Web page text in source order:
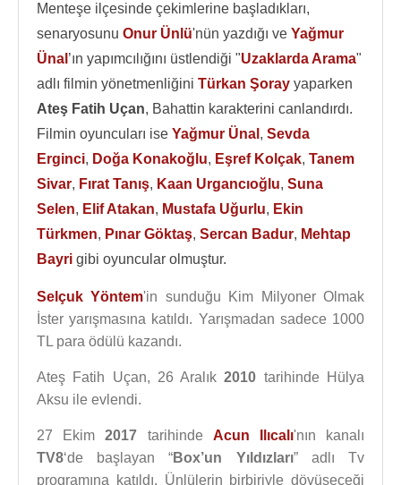
Menteşe ilçesinde çekimlerine başladıkları,
senaryosunu Onur Ünlü'nün yazdığı ve Yağmur
Ünal ’ın yapımcılığını üstlendiği "Uzaklarda Arama"
adlı filmin yönetmenliğini Türkan Şoray yaparken
Ateş Fatih Uçan, Bahattin karakterini canlandırdı.
Filmin oyuncuları ise Yağmur Ünal , Sevda
Erginci, Doğa Konakoğlu, Eşref Kolçak, Tanem
Sivar, Fırat Tanış, Kaan Urgancıoğlu, Suna
Selen, Elif Atakan, Mustafa Uğurlu, Ekin
Türkmen, Pınar Göktaş, Sercan Badur, Mehtap
Bayri gibi oyuncular olmuştur.
Selçuk Yöntem'in sunduğu Kim Milyoner Olmak
İster yarışmasına katıldı. Yarışmadan sadece 1000
TL para ödülü kazandı.
Ateş Fatih Uçan, 26 Aralık2010 tarihinde Hülya
Aksu ile evlendi.
27 Ekim2017 tarihinde Acun Ilıcalı'nın kanalı
TV8‘de başlayan “Box’un Yıldızları” adlı Tv
programına katıldı. Ünlülerin birbiriyle dövüşeceği